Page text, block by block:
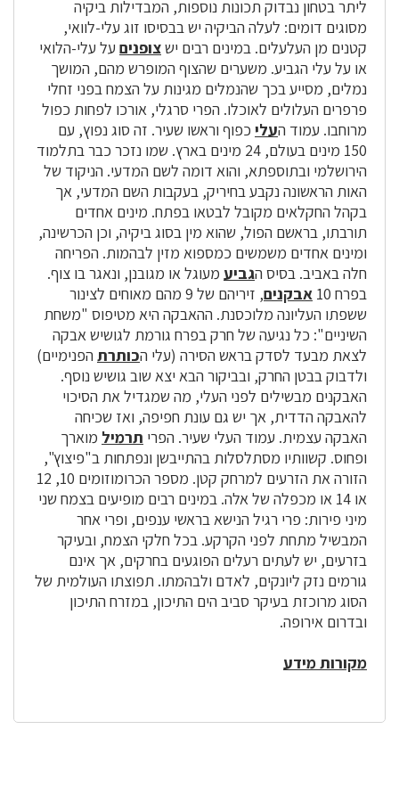
ליתר בטחון נבדוק תכונות נוספות, המבדילות ביקיה
מסוגים דומים: לעלה הביקיה יש בבסיסו זוג עלי-לוואי,
קטנים מן העלעלים. במינים רבים ישצופנים על עלי-הלואי
או על עלי הגביע. משערים שהצוף המופרש מהם, המושך
נמלים, מסייע בכך שהנמלים מגינות על הצמח בפני זחלי
פרפרים העלולים לאוכלו. הפרי סרגלי, אורכו לפחות כפול
מרוחבו. עמוד העלי כפוף וראשו שעיר. זה סוג נפוץ, עם
150 מינים בעולם, 24 מינים בארץ. שמו נזכר כבר בתלמוד
הירושלמי ובתוספתא, והוא דומה לשם המדעי. הניקוד של
האות הראשונה נקבע בחיריק, בעקבות השם המדעי, אך
בקהל החקלאים מקובל לבטאו בפתח. מינים אחדים
תורבתו, בראשם הפול, שהוא מין בסוג ביקיה, וכן הכרשינה,
ומינים אחדים משמשים כמספוא מזין לבהמות. הפריחה
חלה באביב. בסיס הגביע מעוגל או מגובנן, ונאגר בו צוף.
בפרח 10
אבקנים
, זיריהם של 9 מהם מאוחים לצינור
ששפתו העליונה מלוכסנת. ההאבקה היא מטיפוס "משחת
השיניים": כל נגיעה של חרק בפרח גורמת לגושיש אבקה
לצאת מבעד לסדק בראש הסירה (עלי הכותרת הפנימיים)
ולדבוק בבטן החרק, ובביקור הבא יצא שוב גושיש נוסף.
האבקנים מבשילים לפני העלי, מה שמגדיל את הסיכוי
להאבקה הדדית, אך יש גם עונת חפיפה, ואז שכיחה
האבקה עצמית. עמוד העלי שעיר. הפרי תרמיל מוארך
ופחוס. קשוותיו מסתלסלות בהתייבשן ונפתחות ב"פיצוץ",
הזורה את הזרעים למרחק קטן. מספר הכרומוזומים 10, 12
או 14 או מכפלה של אלה. במינים רבים מופיעים בצמח שני
מיני פירות: פרי רגיל הנישא בראשי ענפים, ופרי אחר
המבשיל מתחת לפני הקרקע. בכל חלקי הצמח, ובעיקר
בזרעים, יש לעתים רעלים הפוגעים בחרקים, אך אינם
גורמים נזק ליונקים, לאדם ולבהמתו. תפוצתו העולמית של
הסוג מרוכזת בעיקר סביב הים התיכון, במזרח התיכון
ובדרום אירופה.
מקורות מידע